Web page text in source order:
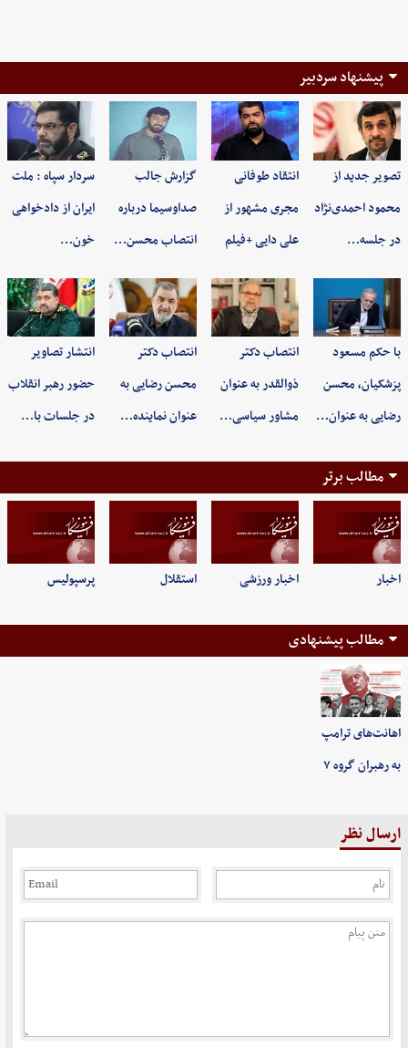
پیشنهاد سردبیر
تصویر جدید از
محمود احمدی‌نژاد
در جلسه…
انتقاد طوفانی
مجری مشهور از
علی دایی +فیلم
گزارش جالب
صداوسیما درباره
انتصاب محسن…
سردار سپاه : ملت
ایران از دادخواهی
خون…
با حکم مسعود
پزشکیان، محسن
رضایی به عنوان…
انتصاب دکتر
ذوالقدر به عنوان
مشاور سیاسی…
انتصاب دکتر
محسن رضایی به
عنوان نماینده…
انتشار تصاویر
حضور رهبر انقلاب
در جلسات با…
مطالب برتر
اخبار اخبار ورزشی استقلال پرسپولیس
مطالب پیشنهادی
اهانت‌های ترامپ
به رهبران گروه ۷
ارسال نظر